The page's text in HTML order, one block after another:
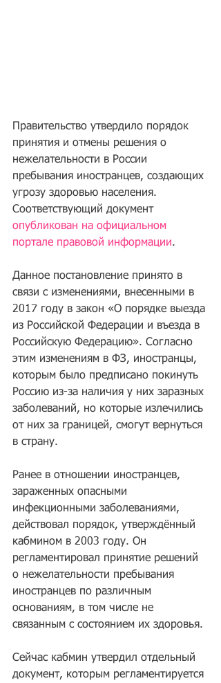
Правительство утвердило порядок
принятия и отмены решения о
нежелательности в России
пребывания иностранцев, создающих
угрозу здоровью населения.
Соответствующий документ
опубликован на официальном
портале правовой информации.
Данное постановление принято в
связи с изменениями, внесенными в
2017 году в закон «О порядке выезда
из Российской Федерации и въезда в
Российскую Федерацию». Согласно
этим изменениям в ФЗ, иностранцы,
которым было предписано покинуть
Россию из-за наличия у них заразных
заболеваний, но которые излечились
от них за границей, смогут вернуться
в страну.
Ранее в отношении иностранцев,
зараженных опасными
инфекционными заболеваниями,
действовал порядок, утверждённый
кабмином в 2003 году. Он
регламентировал принятие решений
о нежелательности пребывания
иностранцев по различным
основаниям, в том числе не
связанным с состоянием их здоровья.
Сейчас кабмин утвердил отдельный
документ, которым регламентируется